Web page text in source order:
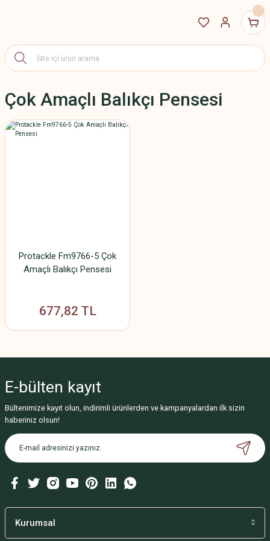
Çok Amaçlı Balıkçı Pensesi
Protackle Fm9766-5 Çok
Amaçlı Balıkçı Pensesi
677,82 TL
E-bülten kayıt
Bültenimize kayıt olun, indirimli ürünlerden ve kampanyalardan ilk sizin
haberiniz olsun!
Kurumsal